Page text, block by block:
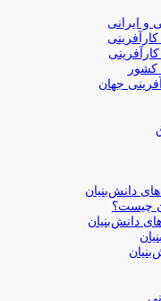
و ایرانی
کشور
جهان
دانش‌بنیان
چیست؟
دانش‌بنیان